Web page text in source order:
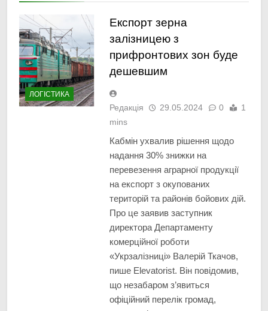
ЛОГІСТИКА
Експорт зерна
залізницею з
прифронтових зон буде
дешевшим
Редакція 29.05.2024 0
1
mins
Кабмін ухвалив рішення щодо
надання 30% знижки на
перевезення аграрної продукції
на експорт з окупованих
територій та районів бойових дій.
Про це заявив заступник
директора Департаменту
комерційної роботи
«Укрзалізниці» Валерій Ткачов,
пише Elevatorist. Він повідомив,
що незабаром з’явиться
офіційний перелік громад,